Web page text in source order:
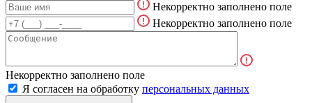
Некорректно заполнено поле
Некорректно заполнено поле
Некорректно заполнено поле
Я согласен на обработку персональных данных